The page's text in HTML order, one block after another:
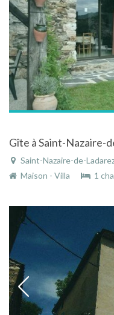
Saint-Nazaire-de-Ladarez (8
Maison - Villa
1